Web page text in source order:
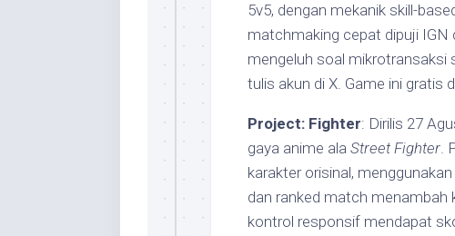
5v5, dengan mekanik skill-
matchmaking cepat dipuji IGN
mengeluh soal mikrotransaksi
tulis akun di X. Game ini gratis
Project: Fighter: Dirilis 27
gaya anime ala Street Fighter.
karakter orisinal,
dan ranked match menambah
kontrol responsif mendapat